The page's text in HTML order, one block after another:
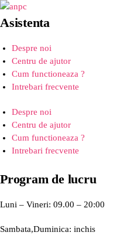
Asistenta
Despre noi
Centru de ajutor
Cum functioneaza ?
Intrebari frecvente
Despre noi
Centru de ajutor
Cum functioneaza ?
Intrebari frecvente
Program de lucru
Luni – Vineri: 09.00 – 20:00
Sambata,Duminica: inchis